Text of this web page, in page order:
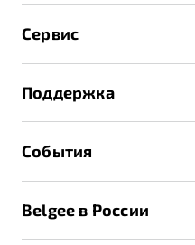
Записаться на тест-драйв
Получить предложение
Трейд-ин
Страхование
Расчет КАСКО
Сервис
Руководство по эксплуатации
Техническое обслуживание
Калькулятор ТО
Поддержка
Помощь на дорогах
Belgee Линк
События
Контакты
Belgee в России